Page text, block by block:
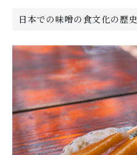
日本での味噌の食文化の歴史